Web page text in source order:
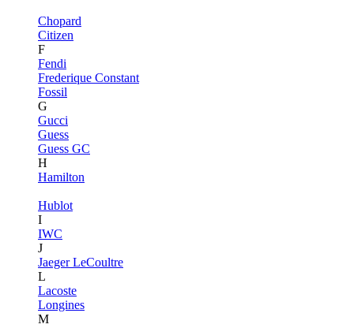
Chopard
Citizen
F
Fendi
Frederique Constant
Fossil
G
Gucci
Guess
Guess GC
H
Hamilton
Hublot
I
IWC
J
Jaeger LeCoultre
L
Lacoste
Longines
M